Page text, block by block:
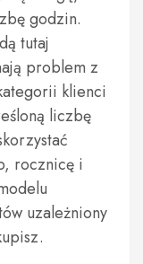
godzin.
tutaj
problem z
klienci
liczbę
rocznicę i
uzależniony